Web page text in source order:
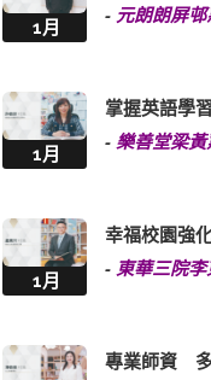
1月
- 元朗朗屏
1月
掌握英語學
- 樂善堂梁
1月
幸福校園強
- 東華三院
專業師資